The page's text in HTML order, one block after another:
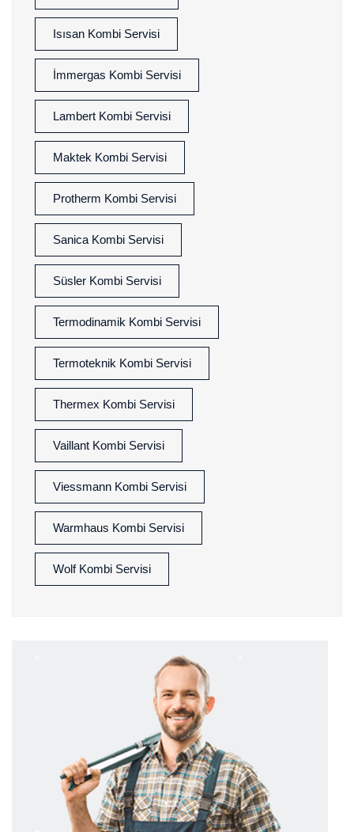
Isısan Kombi Servisi
İmmergas Kombi Servisi
Lambert Kombi Servisi
Maktek Kombi Servisi
Protherm Kombi Servisi
Sanica Kombi Servisi
Süsler Kombi Servisi
Termodinamik Kombi Servisi
Termoteknik Kombi Servisi
Thermex Kombi Servisi
Vaillant Kombi Servisi
Viessmann Kombi Servisi
Warmhaus Kombi Servisi
Wolf Kombi Servisi